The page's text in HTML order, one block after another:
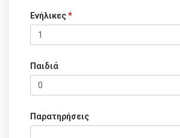
Ενήλικες*
Παιδιά
Παρατηρήσεις